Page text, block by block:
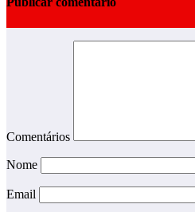
Comentários
Nome
Email